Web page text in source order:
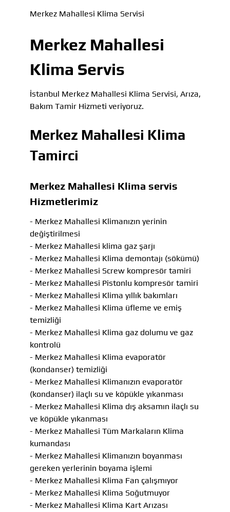
Merkez Mahallesi Klima Servisi
Merkez Mahallesi
Klima Servis
İstanbul Merkez Mahallesi Klima Servisi, Arıza,
Bakım Tamir Hizmeti veriyoruz.
Merkez Mahallesi Klima
Tamirci
Merkez Mahallesi Klima servis
Hizmetlerimiz
- Merkez Mahallesi Klimanızın yerinin
değiştirilmesi
- Merkez Mahallesi klima gaz şarjı
- Merkez Mahallesi Klima demontajı (sökümü)
- Merkez Mahallesi Screw kompresör tamiri
- Merkez Mahallesi Pistonlu kompresör tamiri
- Merkez Mahallesi Klima yıllık bakımları
- Merkez Mahallesi Klima üfleme ve emiş
temizliği
- Merkez Mahallesi Klima gaz dolumu ve gaz
kontrolü
- Merkez Mahallesi Klima evaporatör
(kondanser) temizliği
- Merkez Mahallesi Klimanızın evaporatör
(kondanser) ilaçlı su ve köpükle yıkanması
- Merkez Mahallesi Klima dış aksamın ilaçlı su
ve köpükle yıkanması
- Merkez Mahallesi Tüm Markaların Klima
kumandası
- Merkez Mahallesi Klimanızın boyanması
gereken yerlerinin boyama işlemi
- Merkez Mahallesi Klima Fan çalışmıyor
- Merkez Mahallesi Klima Soğutmuyor
- Merkez Mahallesi Klima Kart Arızası